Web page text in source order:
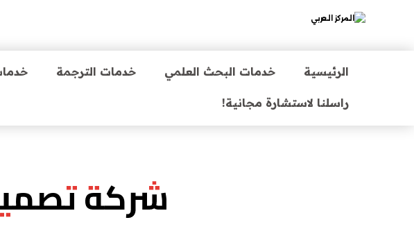
الرئيسية خدمات البحث العلمي خدمات الترجمة
راسلنا لاستشارة مجانية!
شركة